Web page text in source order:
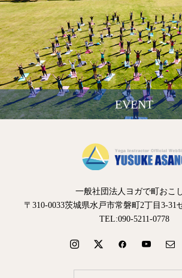
EVENT
一般社団法人ヨガで町おこ
〒310-0033茨城県水戸市常磐町2丁目3-31
TEL:090-5211-0778